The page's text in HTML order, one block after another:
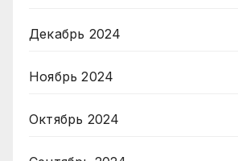
Декабрь 2024
Ноябрь 2024
Октябрь 2024